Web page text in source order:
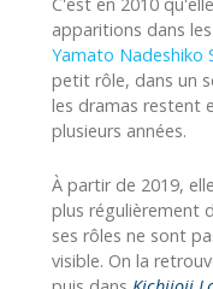
apparitions dans
Yamato Nadeshiko
petit rôle, dans un
les dramas restent
plusieurs années.
À partir de 2019,
plus régulièrement
ses rôles ne sont
visible. On la